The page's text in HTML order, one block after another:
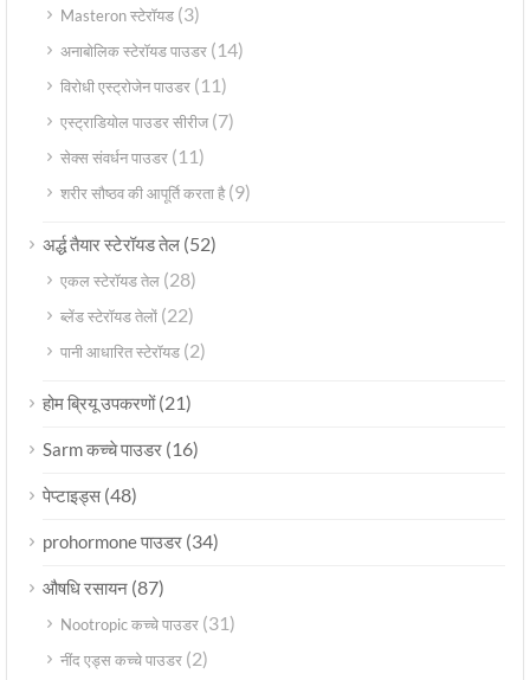
Masteron स्टेरॉयड (3)
अनाबोलिक स्टेरॉयड पाउडर (14)
विरोधी एस्ट्रोजेन पाउडर (11)
एस्ट्राडियोल पाउडर सीरीज(7)
सेक्स संवर्धन पाउडर (11)
शरीर सौष्ठव की आपूर्ति करता है(9)
अर्द्ध तैयार स्टेरॉयड तेल (52)
एकल स्टेरॉयड तेल (28)
ब्लेंड स्टेरॉयड तेलों (22)
पानी आधारित स्टेरॉयड (2)
होम ब्रियू उपकरणों(21)
Sarm कच्चे पाउडर (16)
पेप्टाइड्स (48)
prohormone पाउडर (34)
औषधि रसायन (87)
Nootropic कच्चे पाउडर (31)
नींद एड्स कच्चे पाउडर (2)